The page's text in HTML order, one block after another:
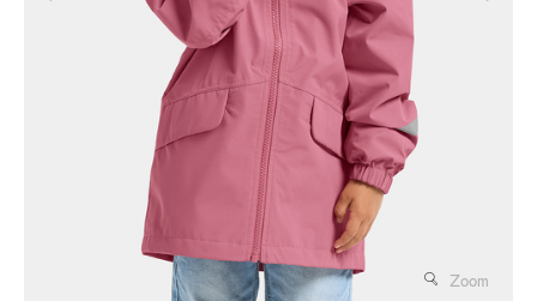
Zoom